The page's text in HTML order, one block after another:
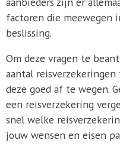
factoren die meewegen
beslissing.
Om deze vragen te
aantal
deze goed af te wegen.
een reisverzekering
snel welke
jouw wensen en eisen